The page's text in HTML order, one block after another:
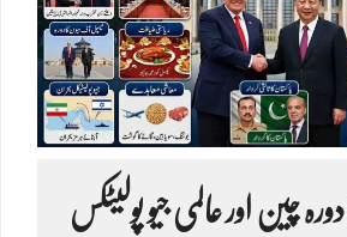
چین اور عالمی جیو پولیٹکس